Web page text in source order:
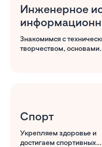
Инженерное
Знакомимся с
творчеством, основами
Спорт
Укрепляем здоровье и
достигаем спортивных